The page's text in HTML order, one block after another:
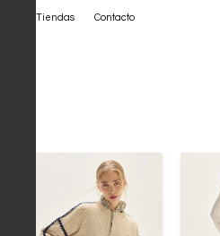
Tiendas Contacto